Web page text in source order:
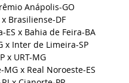
Anápolis-GO
Brasiliense-DF
ES x Bahia de Feira-BA
x Inter de Limeira-SP
x URT-MG
MG x Real Noroeste-ES